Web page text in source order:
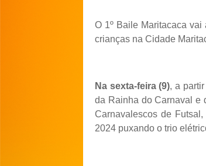
O 1º Baile Maritacaca
crianças na Cidade
Na sexta-feira (9), a
da Rainha do Carnaval e
Carnavalescos de
2024 puxando o trio